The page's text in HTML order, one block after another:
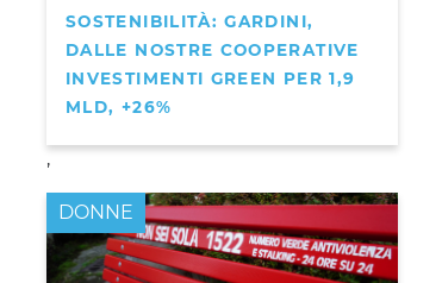
SOSTENIBILITÀ: GARDINI,
DALLE NOSTRE COOPERATIVE
INVESTIMENTI GREEN PER 1,9
MLD, +26%
,
DONNE